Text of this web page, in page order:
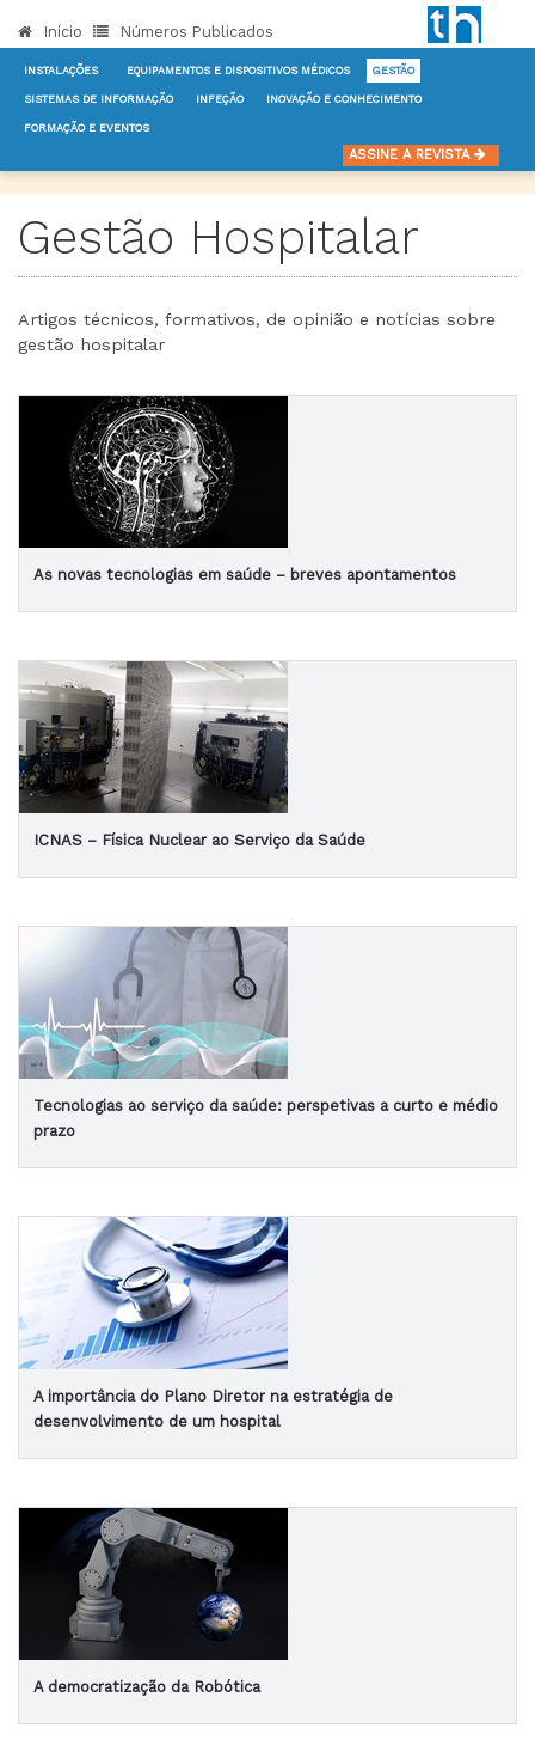
Início Números Publicados
INSTALAÇÕES EQUIPAMENTOS E DISPOSITIVOS MÉDICOS GESTÃO
SISTEMAS DE INFORMAÇÃO INFEÇÃO INOVAÇÃO E CONHECIMENTO
FORMAÇÃO E EVENTOS
ASSINE A REVISTA
Gestão Hospitalar
Artigos técnicos, formativos, de opinião e notícias sobre
gestão hospitalar
As novas tecnologias em saúde – breves apontamentos
ICNAS – Física Nuclear ao Serviço da Saúde
Tecnologias ao serviço da saúde: perspetivas a curto e médio
prazo
A importância do Plano Diretor na estratégia de
desenvolvimento de um hospital
A democratização da Robótica